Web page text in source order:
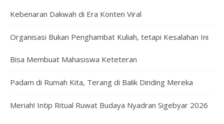
Kebenaran Dakwah di Era Konten Viral
Organisasi Bukan Penghambat Kuliah, tetapi Kesalahan Ini
Bisa Membuat Mahasiswa Keteteran
Padam di Rumah Kita, Terang di Balik Dinding Mereka
Meriah! Intip Ritual Ruwat Budaya Nyadran Sigebyar 2026